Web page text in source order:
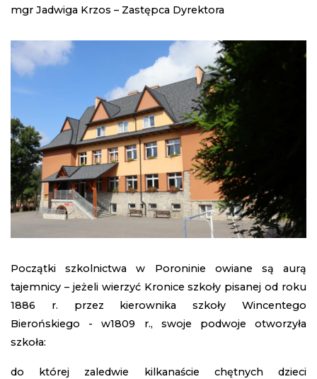
mgr Jadwiga Krzos – Zastępca Dyrektora
Początki szkolnictwa w Poroninie owiane są aurą
tajemnicy – jeżeli wierzyć Kronice szkoły pisanej od roku
1886 r. przez kierownika szkoły Wincentego
Bierońskiego - w1809 r., swoje podwoje otworzyła
szkoła:
do której zaledwie kilkanaście chętnych dzieci